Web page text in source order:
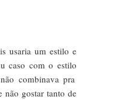
usaria um estilo e
caso com o estilo
combinava pra
gostar tanto de